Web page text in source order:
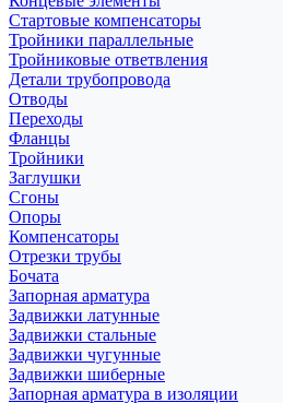
Стартовые компенсаторы
Тройники параллельные
Тройниковые ответвления
Детали трубопровода
Отводы
Переходы
Фланцы
Тройники
Заглушки
Сгоны
Опоры
Компенсаторы
Отрезки трубы
Бочата
Запорная арматура
Задвижки латунные
Задвижки стальные
Задвижки чугунные
Задвижки шиберные
Запорная арматура в изоляции